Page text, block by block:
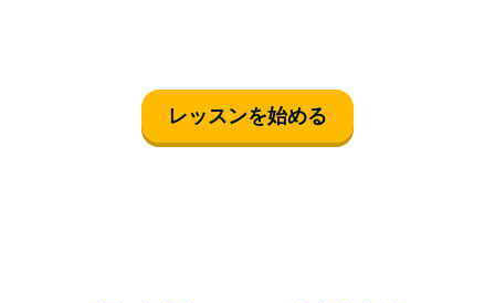
レッスンを始める